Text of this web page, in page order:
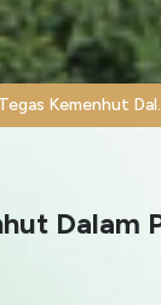
Langkah
Dalam